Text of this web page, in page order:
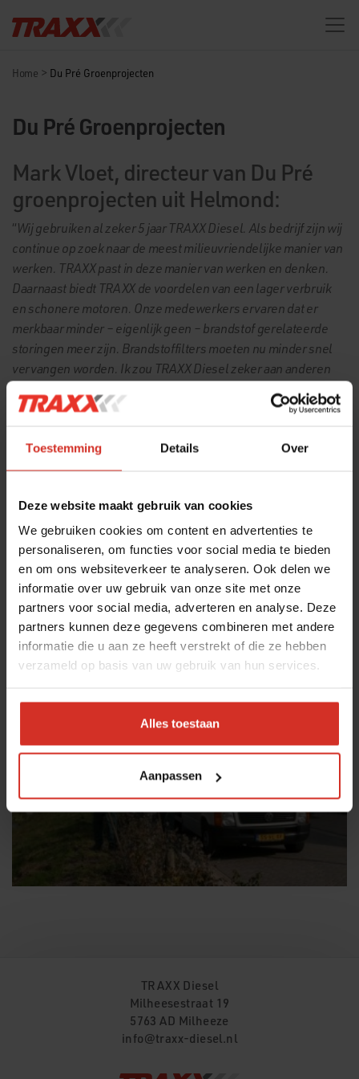
Toestemming Details Over
Deze website maakt gebruik van cookies
We gebruiken cookies om content en advertenties te
personaliseren, om functies voor social media te bieden
en om ons websiteverkeer te analyseren. Ook delen we
informatie over uw gebruik van onze site met onze
partners voor social media, adverteren en analyse. Deze
partners kunnen deze gegevens combineren met andere
informatie die u aan ze heeft verstrekt of die ze hebben
verzameld op basis van uw gebruik van hun services.
Alles toestaan
Aanpassen
Home > Du Pré Groenprojecten
Du Pré Groenprojecten
Mark Vloet, directeur van Du Pré
groenprojecten uit Helmond:
“Wij gebruiken al zeker 5 jaar TRAXX Diesel. Als bedrijf zijn wij
continue op zoek naar de meest milieuvriendelijke manier van
werken. TRAXX past in deze manier van werken en denken.
Daarnaast biedt TRAXX de voordelen van een lager verbruik
en schonere motoren. Onze medewerkers ervaren dat er
merkbaar minder – eigenlijk geen – brandstof gerelateerde
storingen meer zijn. Brandstoffilters moeten nu minder snel
vervangen worden. Ik zou TRAXX Diesel zeker aan anderen
Over brandstofleverancier Van
Kessel:
adviezen komen waar wij wat aan hebben en dat op eigen
initiatief: het zijn meedenkers.”
Terug naar overzicht
TRAXX Diesel
Milheesestraat 19
5763 AD Milheeze
info@traxx-diesel.nl